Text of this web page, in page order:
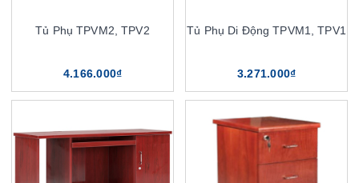
Tủ Phụ TPVM2, TPV2
4.166.000₫
Tủ Phụ Di Động TPVM1, TPV1
3.271.000₫